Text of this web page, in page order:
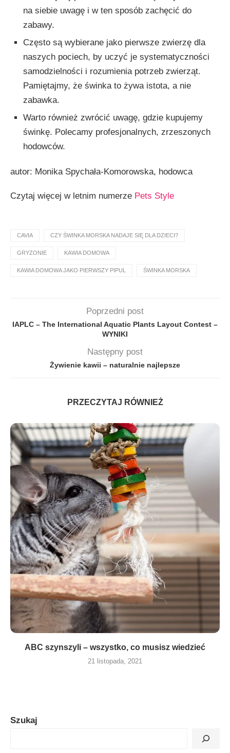
na siebie uwagę i w ten sposób zachęcić do
zabawy.
Często są wybierane jako pierwsze zwierzę dla
naszych pociech, by uczyć je systematyczności
samodzielności i rozumienia potrzeb zwierząt.
Pamiętajmy, że świnka to żywa istota, a nie
zabawka.
Warto również zwrócić uwagę, gdzie kupujemy
świnkę. Polecamy profesjonalnych, zrzeszonych
hodowców.
autor: Monika Spychała-Komorowska, hodowca
Czytaj więcej w letnim numerze Pets Style
CAVIA CZY ŚWINKA MORSKA NADAJE SIĘ DLA DZIECI?
GRYZONIE KAWIA DOMOWA
KAWIA DOMOWA JAKO PIERWSZY PIPUL ŚWINKA MORSKA
Poprzedni post
IAPLC – The International Aquatic Plants Layout Contest –
WYNIKI
Następny post
Żywienie kawii – naturalnie najlepsze
PRZECZYTAJ RÓWNIEŻ
ABC szynszyli – wszystko, co musisz wiedzieć
21 listopada, 2021
Szukaj